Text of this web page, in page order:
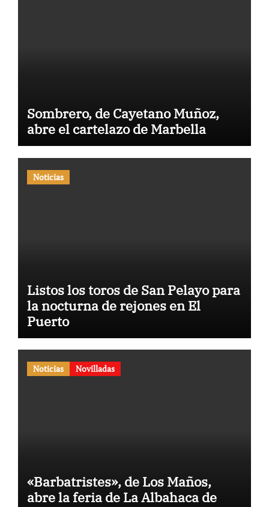
Sombrero, de Cayetano Muñoz,
abre el cartelazo de Marbella
Noticias
Listos los toros de San Pelayo para
la nocturna de rejones en El
Puerto
Noticias Novilladas
«Barbatristes», de Los Maños,
abre la feria de La Albahaca de